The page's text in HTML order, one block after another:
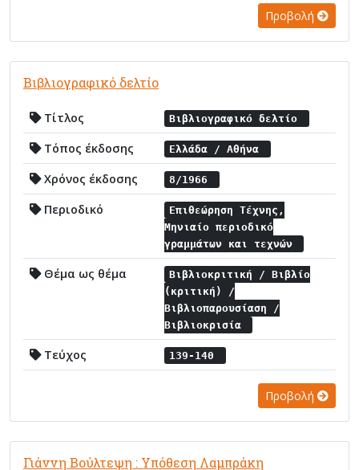
Προβολή
Βιβλιογραφικό δελτίο
Τίτλος Βιβλιογραφικό δελτίο
Τόπος έκδοσης Ελλάδα / Αθήνα
Χρόνος έκδοσης 8/1966
Περιοδικό
Επιθεώρηση Τέχνης,
Μηνιαίο περιοδικό
γραμμάτων και τεχνών
Θέμα ως θέμα
Βιβλιοκριτική / Βιβλίο
(κριτική) /
Βιβλιοπαρουσίαση /
Βιβλιοκρισία
Τεύχος 139-140
Προβολή
Γιάννη Βούλτεψη : Υπόθεση Λαμπράκη